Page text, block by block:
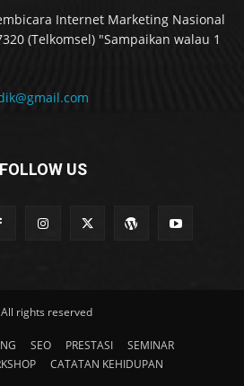
Internet Marketing Nasional
(Telkomsel) "Sampaikan walau 1
FOLLOW US
rights reserved
SEO PRESTASI
SEMINAR
CATATAN KEHIDUPAN